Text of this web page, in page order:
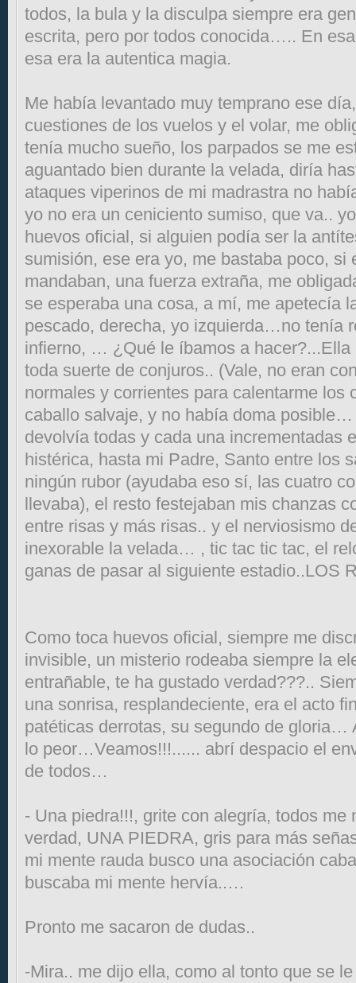
todos, la bula y la disculpa siempre era
escrita, pero por todos conocida….. En
esa era la autentica magia.
Me había levantado muy temprano ese
cuestiones de los vuelos y el volar, me
tenía mucho sueño, los parpados se me
aguantado bien durante la velada, diría
ataques viperinos de mi madrastra no
yo no era un ceniciento sumiso, que va..
huevos oficial, si alguien podía ser la
sumisión, ese era yo, me bastaba poco, si
mandaban, una fuerza extraña, me
se esperaba una cosa, a mí, me apetecía
pescado, derecha, yo izquierda…no tenía
infierno, … ¿Qué le íbamos a
toda suerte de conjuros.. (Vale, no eran
normales y corrientes para calentarme
caballo salvaje, y no había doma
devolvía todas y cada una incrementadas
histérica, hasta mi Padre, Santo entre los
ningún rubor (ayudaba eso sí, las cuatro
llevaba), el resto festejaban mis chanzas
entre risas y más risas.. y el nerviosismo
inexorable la velada… , tic tac tic tac, el
ganas de pasar al siguiente estadio..LOS
Como toca huevos oficial, siempre me
invisible, un misterio rodeaba siempre la
entrañable, te ha gustado verdad???..
una sonrisa, resplandeciente, era el acto
patéticas derrotas, su segundo de gloria…
lo peor…Veamos!!!...... abrí despacio el
de todos…
- Una piedra!!!, grite con alegría, todos
verdad, UNA PIEDRA, gris para más
mi mente rauda busco una asociación
buscaba mi mente hervía..…
Pronto me sacaron de dudas..
-Mira.. me dijo ella, como al tonto que se